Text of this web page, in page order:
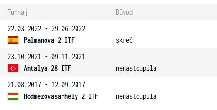
Turnaj
Důvod
22.03.2022 - 29.06.2022
Palmanova 2 ITF
skreč
23.10.2021 - 09.11.2021
Antalya 28 ITF
nenastoupila
21.08.2017 - 12.09.2017
Hodmezovasarhely 2 ITF
nenastoupila